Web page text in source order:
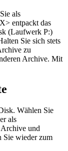
als
entpackt das
(Laufwerk P:)
Sie sich stets
zu
Archive. Mit
Wählen Sie
als
und
Sie wieder zum